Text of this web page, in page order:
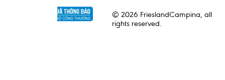
© 2026 FrieslandCampina, all
rights reserved.